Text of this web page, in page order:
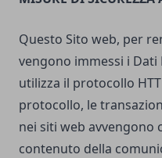
Questo Sito web, per
vengono immessi i Dati
utilizza il protocollo
protocollo, le
nei siti web avvengono
contenuto della